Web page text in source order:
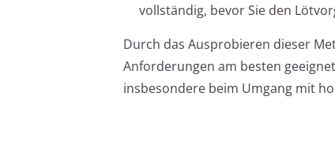
vollständig, bevor Sie den
Durch das Ausprobieren dieser
Anforderungen am besten
insbesondere beim Umgang mit